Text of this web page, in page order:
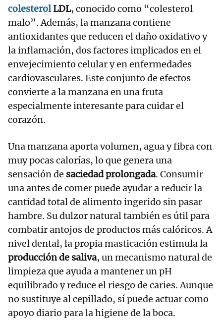
colesterolLDL, conocido como “colesterol
malo”. Además, la manzana contiene
antioxidantes que reducen el daño oxidativo y
la inflamación, dos factores implicados en el
envejecimiento celular y en enfermedades
cardiovasculares. Este conjunto de efectos
convierte a la manzana en una fruta
especialmente interesante para cuidar el
corazón.
Una manzana aporta volumen, agua y fibra con
muy pocas calorías, lo que genera una
sensación de saciedad prolongada. Consumir
una antes de comer puede ayudar a reducir la
cantidad total de alimento ingerido sin pasar
hambre. Su dulzor natural también es útil para
combatir antojos de productos más calóricos. A
nivel dental, la propia masticación estimula la
producción de saliva, un mecanismo natural de
limpieza que ayuda a mantener un pH
equilibrado y reduce el riesgo de caries. Aunque
no sustituye al cepillado, sí puede actuar como
apoyo diario para la higiene de la boca.